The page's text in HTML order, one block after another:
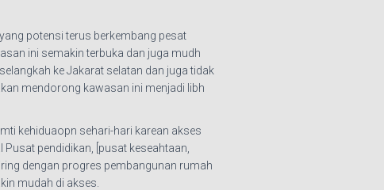
potensi terus berkembang pesat
ini semakin terbuka dan juga mudh
ke Jakarat selatan dan juga tidak
mendorong kawasan ini menjadi libh
kehiduaopn sehari-hari karean akses
pendidikan, [pusat keseahtaan,
dengan progres pembangunan rumah
mudah di akses.